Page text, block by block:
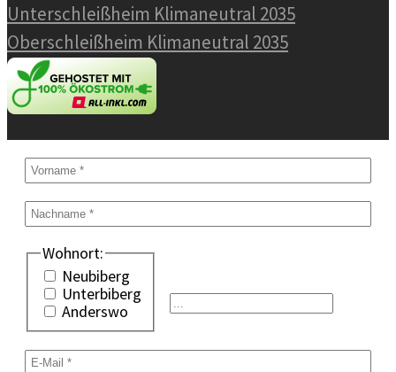
Unterschleißheim Klimaneutral 2035
Oberschleißheim Klimaneutral 2035
Wohnort:
Neubiberg
Unterbiberg
Anderswo